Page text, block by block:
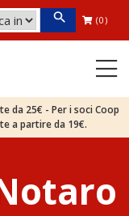
(0)
da 25€ - Per i soci Coop
a partire da 19€.